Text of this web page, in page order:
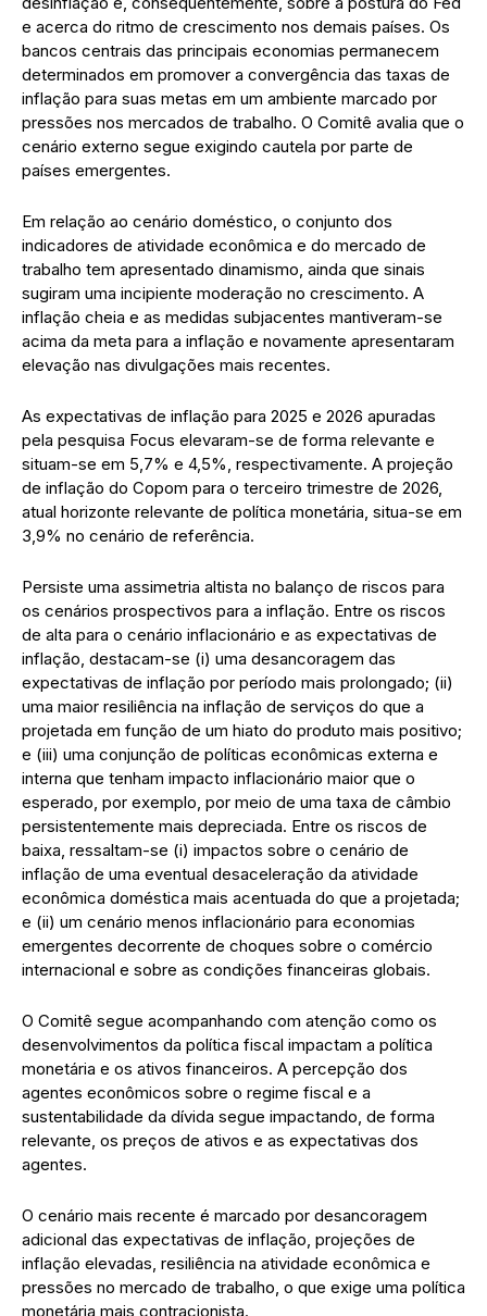
e acerca do ritmo de crescimento nos demais países. Os
bancos centrais das principais economias permanecem
determinados em promover a convergência das taxas de
inflação para suas metas em um ambiente marcado por
pressões nos mercados de trabalho. O Comitê avalia que o
cenário externo segue exigindo cautela por parte de
países emergentes.
Em relação ao cenário doméstico, o conjunto dos
indicadores de atividade econômica e do mercado de
trabalho tem apresentado dinamismo, ainda que sinais
sugiram uma incipiente moderação no crescimento. A
inflação cheia e as medidas subjacentes mantiveram-se
acima da meta para a inflação e novamente apresentaram
elevação nas divulgações mais recentes.
As expectativas de inflação para 2025 e 2026 apuradas
pela pesquisa Focus elevaram-se de forma relevante e
situam-se em 5,7% e 4,5%, respectivamente. A projeção
de inflação do Copom para o terceiro trimestre de 2026,
atual horizonte relevante de política monetária, situa-se em
3,9% no cenário de referência.
Persiste uma assimetria altista no balanço de riscos para
os cenários prospectivos para a inflação. Entre os riscos
de alta para o cenário inflacionário e as expectativas de
inflação, destacam-se (i) uma desancoragem das
expectativas de inflação por período mais prolongado; (ii)
uma maior resiliência na inflação de serviços do que a
projetada em função de um hiato do produto mais positivo;
e (iii) uma conjunção de políticas econômicas externa e
interna que tenham impacto inflacionário maior que o
esperado, por exemplo, por meio de uma taxa de câmbio
persistentemente mais depreciada. Entre os riscos de
baixa, ressaltam-se (i) impactos sobre o cenário de
inflação de uma eventual desaceleração da atividade
econômica doméstica mais acentuada do que a projetada;
e (ii) um cenário menos inflacionário para economias
emergentes decorrente de choques sobre o comércio
internacional e sobre as condições financeiras globais.
O Comitê segue acompanhando com atenção como os
desenvolvimentos da política fiscal impactam a política
monetária e os ativos financeiros. A percepção dos
agentes econômicos sobre o regime fiscal e a
sustentabilidade da dívida segue impactando, de forma
relevante, os preços de ativos e as expectativas dos
agentes.
O cenário mais recente é marcado por desancoragem
adicional das expectativas de inflação, projeções de
inflação elevadas, resiliência na atividade econômica e
pressões no mercado de trabalho, o que exige uma política
monetária mais contracionista.